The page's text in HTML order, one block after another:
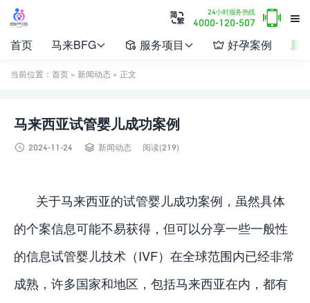

24小时服务热线
4000-120-507 

首页 马来BFG  服务项目   好孕案例 新
当前位置： 首页 » 新闻动态 » 正文
马来西亚试管婴儿成功案例
 2024-11-24  新闻动态 阅读(219)
关于马来西亚的试管婴儿成功案例，虽然具体
的个案信息可能不易获得，但可以分享一些一般性
的信息试管婴儿技术（IVF）在全球范围内已经非常
成熟，许多国家和地区，包括马来西亚在内，都有